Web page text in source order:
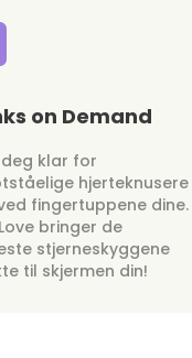
on Demand
klar for
hjerteknusere
fingertuppene dine.
bringer de
stjerneskyggene
til skjermen din!